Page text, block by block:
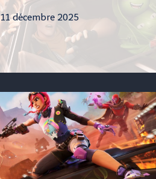
11 décembre 2025